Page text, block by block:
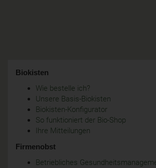
Biokisten
Wie bestelle ich?
Unsere Basis-Biokisten
Biokisten-Konfigurator
So funktioniert der Bio-Shop
Ihre Mitteilungen
Firmenobst
Betriebliches